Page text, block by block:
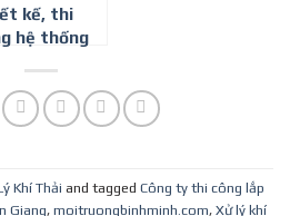
kế, thi
hệ thống
giày da
Khí Thải and tagged Công ty thi công lắp
Giang, moitruongbinhminh.com, Xử lý khí